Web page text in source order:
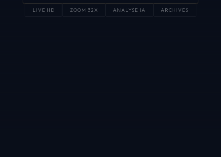
LIVE HD ZOOM 32X ANALYSE IA ARCHIVES